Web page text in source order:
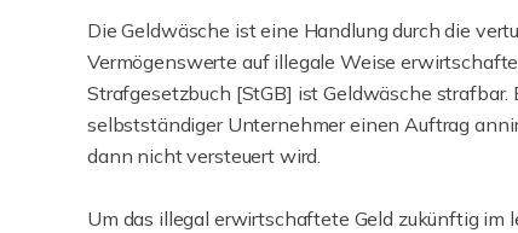
Die Geldwäsche ist eine Handlung durch die
Vermögenswerte auf illegale Weise
Strafgesetzbuch [StGB] ist Geldwäsche strafbar.
selbstständiger Unternehmer einen Auftrag
dann nicht versteuert wird.
Um das illegal erwirtschaftete Geld zukünftig im